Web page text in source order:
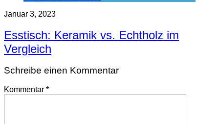
Januar 3, 2023
Esstisch: Keramik vs. Echtholz im
Vergleich
Schreibe einen Kommentar
Kommentar *